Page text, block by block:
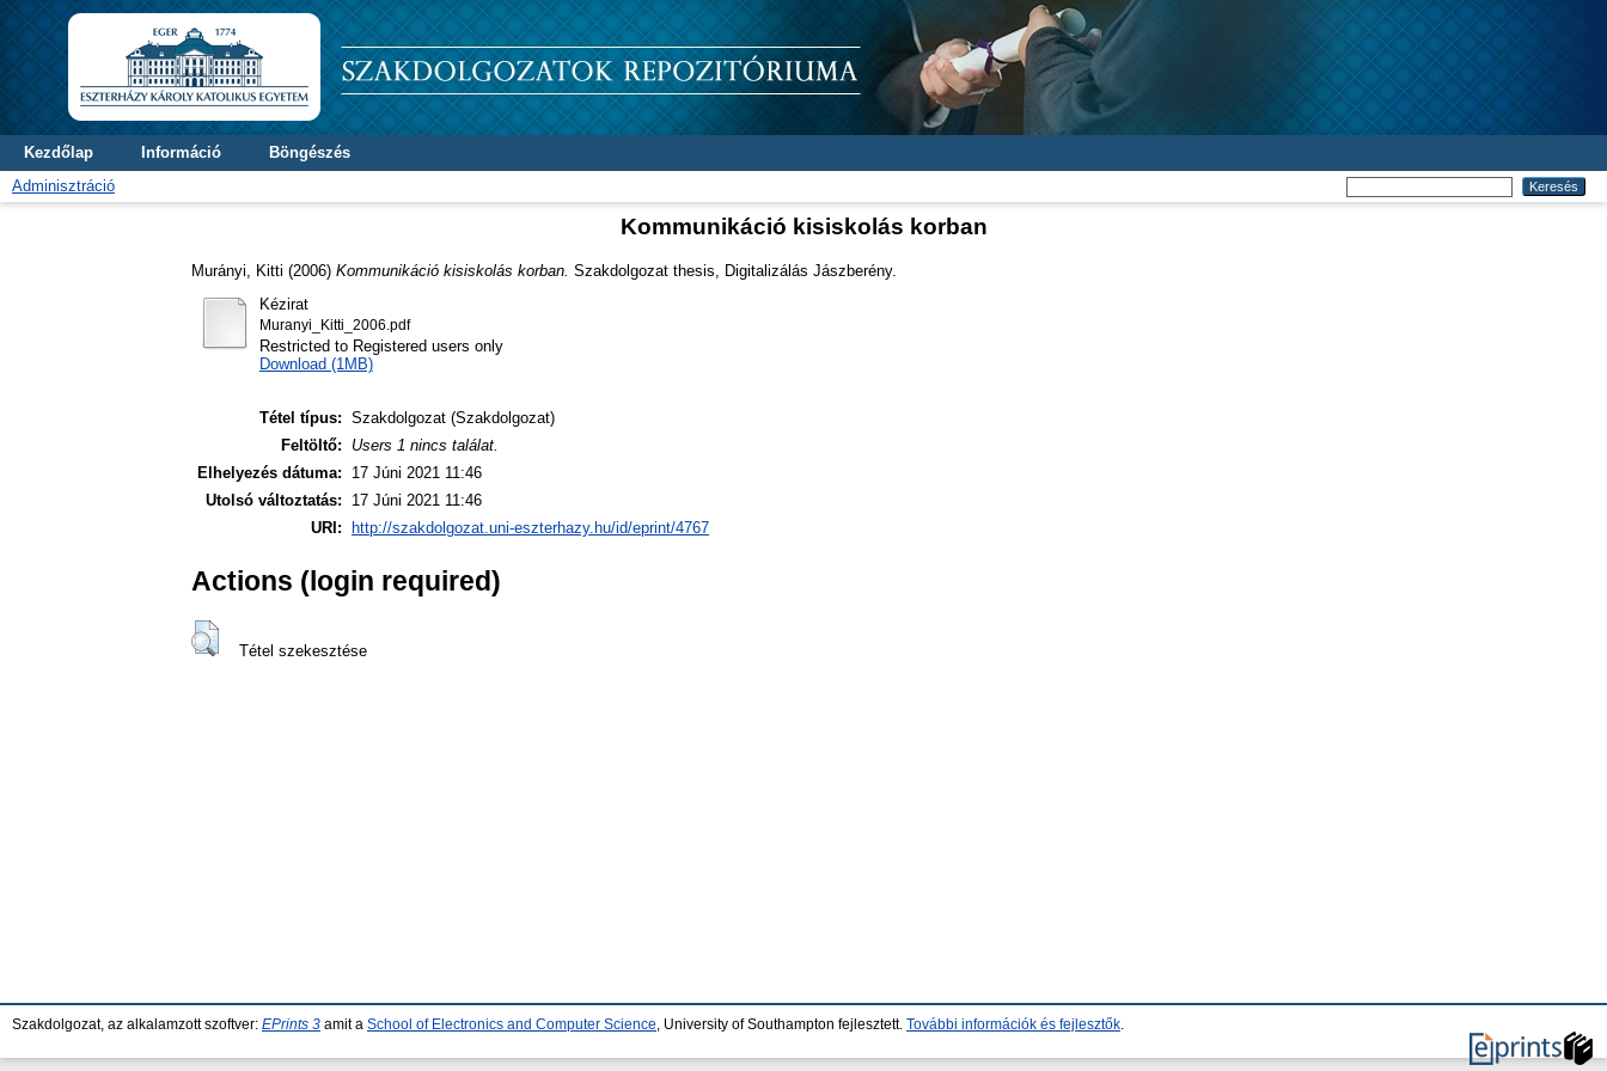
Kezdőlap Információ
Böngészés
Adminisztráció
Kommunikáció kisiskolás korban
Murányi, Kitti (2006) Kommunikáció kisiskolás korban. Szakdolgozat thesis, Digitalizálás Jászberény.
Kézirat
Muranyi_Kitti_2006.pdf
Restricted to Registered users only
Download (1MB)
Tétel típus: Szakdolgozat (Szakdolgozat)
Feltöltő:
Users 1 nincs találat.
Elhelyezés dátuma:
17 Júni 2021 11:46
Utolsó változtatás:
17 Júni 2021 11:46
URI:
http://szakdolgozat.uni-eszterhazy.hu/id/eprint/4767
Actions (login required)
Tétel szekesztése
Szakdolgozat, az alkalamzott szoftver: EPrints 3 amit a School of Electronics and Computer Science , University of Southampton fejlesztett. További információk és fejlesztők